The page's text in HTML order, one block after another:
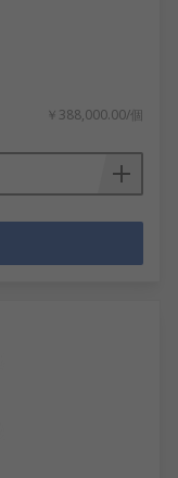
￥388,000.00/個